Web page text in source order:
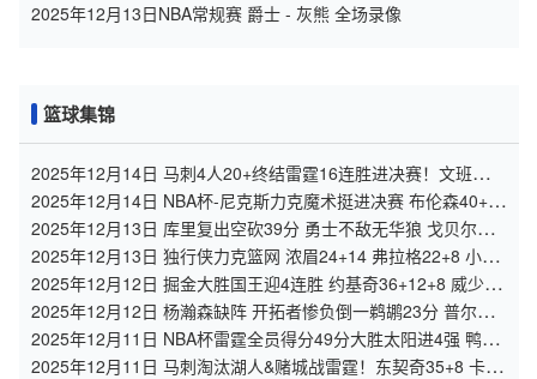
2025年12月13日NBA常规赛 爵士 - 灰熊 全场录像
篮球集锦
2025年12月14日 马刺4人20+终结雷霆16连胜进决赛！文班复出
22+9 SGA29+5
2025年12月14日 NBA杯-尼克斯力克魔术挺进决赛 布伦森40+8
萨格斯26+7&伤退
2025年12月13日 库里复出空砍39分 勇士不敌无华狼 戈贝尔
24+14 迪文关键三分
2025年12月13日 独行侠力克篮网 浓眉24+14 弗拉格22+8 小波
特空砍34分
2025年12月12日 掘金大胜国王迎4连胜 约基奇36+12+8 威少
17+5 拉文缺战
2025年12月12日 杨瀚森缺阵 开拓者惨负倒一鹈鹕23分 普尔复
出22分 墨菲24分
2025年12月11日 NBA杯雷霆全员得分49分大胜太阳进4强 鸭梨
三节28+8 切特24+8
2025年12月11日 马刺淘汰湖人&赌城战雷霆！东契奇35+8 卡斯